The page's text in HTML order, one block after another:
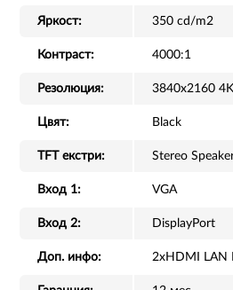
Яркост: 350 cd/m2
Контраст: 4000:1
Резолюция: 3840x2160
Цвят: Black
TFT екстри: Stereo
Вход 1: VGA
Вход 2: DisplayPort
Доп. инфо: 2xHDMI LAN